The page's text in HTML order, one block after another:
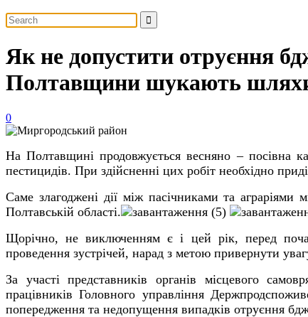
Як не допустити отруєння
Полтавщини шукають шляхи
0
На Полтавщині продовжується весняно – посівна
пестицидів. При здійсненні цих робіт необхідно
Саме злагоджені дії між пасічниками та
Полтавській області.
Щорічно, не виключенням є і цей рік, перед
проведення зустрічей, нарад з метою привернути
За участі представників органів місцевого
працівників Головного управління
попередження та недопущення випадків отруєння